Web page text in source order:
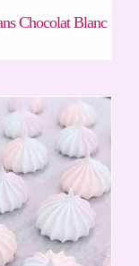
Chocolat Blanc